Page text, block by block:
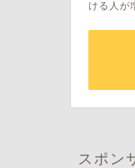
ける人が
スポン